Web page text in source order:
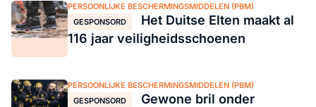
PERSOONLIJKE BESCHERMINGSMIDDELEN (PBM)
GESPONSORD
Het Duitse Elten maakt al
116 jaar veiligheidsschoenen
PERSOONLIJKE BESCHERMINGSMIDDELEN (PBM)
GESPONSORD
Gewone bril onder